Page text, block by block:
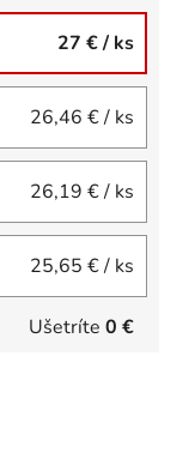
27 €/ ks
26,46 €/ ks
26,19 €/ ks
25,65 €/ ks
Ušetríte 0 €